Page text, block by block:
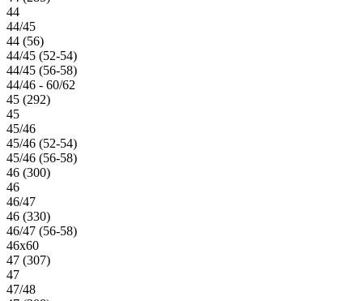
44
44/45
44 (56)
44/45 (52-54)
44/45 (56-58)
44/46 - 60/62
45 (292)
45
45/46
45/46 (52-54)
45/46 (56-58)
46 (300)
46
46/47
46 (330)
46/47 (56-58)
46х60
47 (307)
47
47/48